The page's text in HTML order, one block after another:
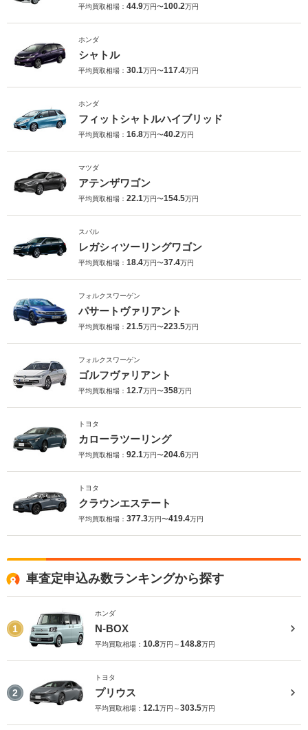
平均買取相場： 44.9万円〜100.2万円
ホンダ
シャトル
平均買取相場： 30.1万円〜117.4万円
ホンダ
フィットシャトルハイブリッド
平均買取相場： 16.8万円〜40.2万円
マツダ
アテンザワゴン
平均買取相場： 22.1万円〜154.5万円
スバル
レガシィツーリングワゴン
平均買取相場： 18.4万円〜37.4万円
フォルクスワーゲン
パサートヴァリアント
平均買取相場： 21.5万円〜223.5万円
フォルクスワーゲン
ゴルフヴァリアント
平均買取相場： 12.7万円〜358万円
トヨタ
カローラツーリング
平均買取相場： 92.1万円〜204.6万円
トヨタ
クラウンエステート
平均買取相場： 377.3万円〜419.4万円
車査定申込み数ランキングから探す
1
ホンダ
N-BOX
平均買取相場： 10.8万円～148.8万円
2
トヨタ
プリウス
平均買取相場： 12.1万円～303.5万円